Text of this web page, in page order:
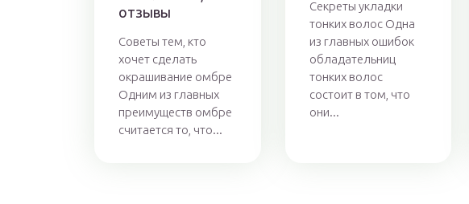
отзывы
Советы тем, кто
хочет сделать
окрашивание омбре
Одним из главных
преимуществ омбре
считается то, что...
Секреты укладки
тонких волос Одна
из главных ошибок
обладательниц
тонких волос
состоит в том, что
они...